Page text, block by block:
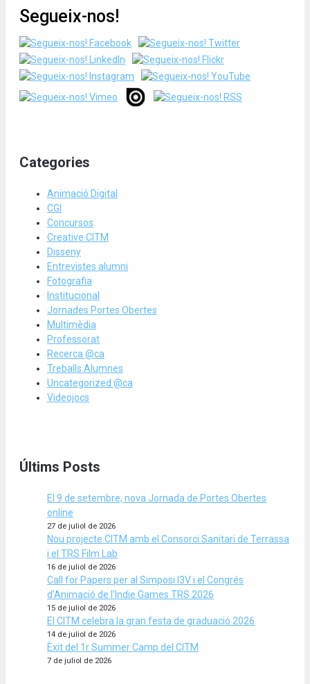
Segueix-nos!
Categories
Animació Digital
CGI
Concursos
Creative CITM
Disseny
Entrevistes alumni
Fotografia
Institucional
Jornades Portes Obertes
Multimèdia
Professorat
Recerca @ca
Treballs Alumnes
Uncategorized @ca
Videojocs
Últims Posts
El 9 de setembre, nova Jornada de Portes Obertes
online
27 de juliol de 2026
Nou projecte CITM amb el Consorci Sanitari de Terrassa
i el TRS Film Lab
16 de juliol de 2026
Call for Papers per al Simposi I3V i el Congrés
d’Animació de l’Indie Games TRS 2026
15 de juliol de 2026
El CITM celebra la gran festa de graduació 2026
14 de juliol de 2026
Èxit del 1r Summer Camp del CITM
7 de juliol de 2026